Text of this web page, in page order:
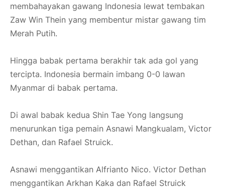
membahayakan gawang Indonesia lewat tembakan
Zaw Win Thein yang membentur mistar gawang tim
Merah Putih.
Hingga babak pertama berakhir tak ada gol yang
tercipta. Indonesia bermain imbang 0-0 lawan
Myanmar di babak pertama.
Di awal babak kedua Shin Tae Yong langsung
menurunkan tiga pemain Asnawi Mangkualam, Victor
Dethan, dan Rafael Struick.
Asnawi menggantikan Alfrianto Nico. Victor Dethan
menggantikan Arkhan Kaka dan Rafael Struick